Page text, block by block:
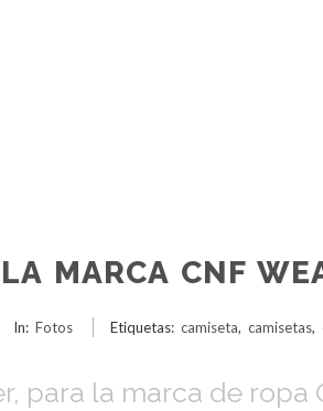
MARCA CNF
In: Fotos Etiquetas: camiseta, camisetas,
para la marca de